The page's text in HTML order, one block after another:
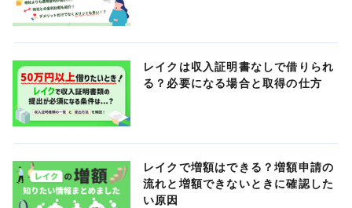
レイクは収入証明書なしで借りられ
る？必要になる場合と取得の仕方
レイクで増額はできる？増額申請の
流れと増額できないときに確認した
い原因